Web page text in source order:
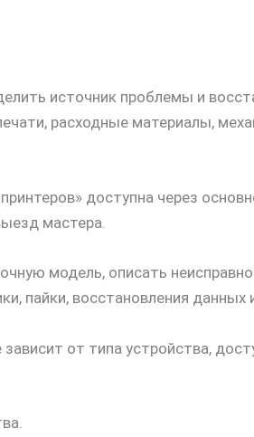
источник проблемы и
расходные материалы,
доступна через
мастера.
модель, описать
пайки, восстановления
от типа устройства,